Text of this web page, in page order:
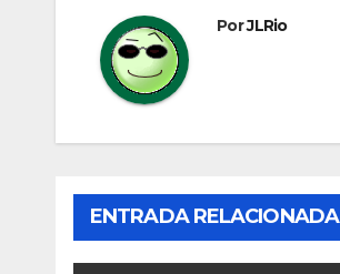
PorJLRio
ENTRADA RELACIONADA